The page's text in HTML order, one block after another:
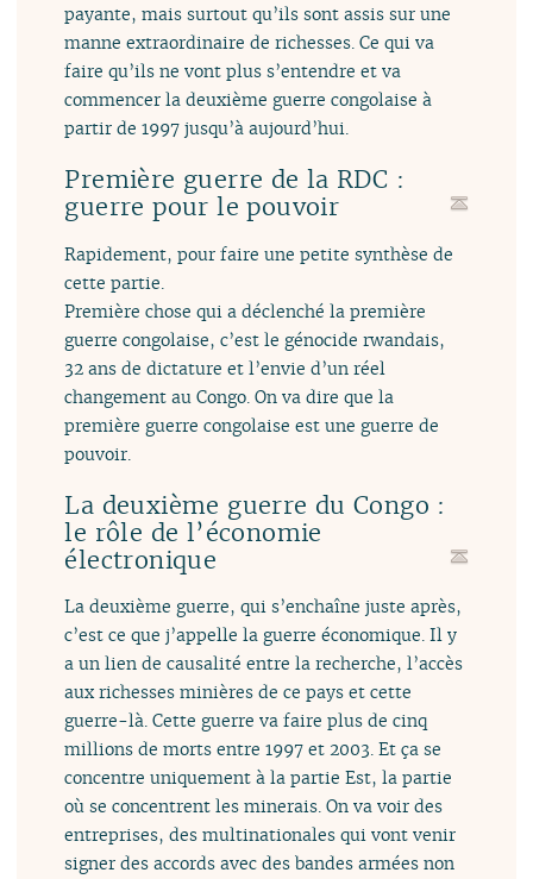
payante, mais surtout qu’ils sont assis sur une
manne extraordinaire de richesses. Ce qui va
faire qu’ils ne vont plus s’entendre et va
commencer la deuxième guerre congolaise à
partir de 1997 jusqu’à aujourd’hui.
Première guerre de la RDC :
guerre pour le pouvoir
Rapidement, pour faire une petite synthèse de
cette partie.
Première chose qui a déclenché la première
guerre congolaise, c’est le génocide rwandais,
32 ans de dictature et l’envie d’un réel
changement au Congo. On va dire que la
première guerre congolaise est une guerre de
pouvoir.
La deuxième guerre du Congo :
le rôle de l’économie
électronique
La deuxième guerre, qui s’enchaîne juste après,
c’est ce que j’appelle la guerre économique. Il y
a un lien de causalité entre la recherche, l’accès
aux richesses minières de ce pays et cette
guerre-là. Cette guerre va faire plus de cinq
millions de morts entre 1997 et 2003. Et ça se
concentre uniquement à la partie Est, la partie
où se concentrent les minerais. On va voir des
entreprises, des multinationales qui vont venir
signer des accords avec des bandes armées non